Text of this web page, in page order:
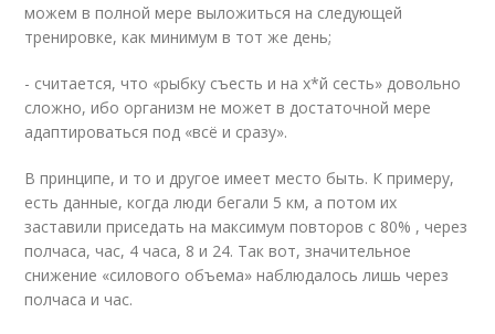
можем в полной мере выложиться на следующей
тренировке, как минимум в тот же день;
- считается, что «рыбку съесть и на х*й сесть» довольно
сложно, ибо организм не может в достаточной мере
адаптироваться под «всё и сразу».
В принципе, и то и другое имеет место быть. К примеру,
есть данные, когда люди бегали 5 км, а потом их
заставили приседать на максимум повторов с 80% , через
полчаса, час, 4 часа, 8 и 24. Так вот, значительное
снижение «силового объема» наблюдалось лишь через
полчаса и час.